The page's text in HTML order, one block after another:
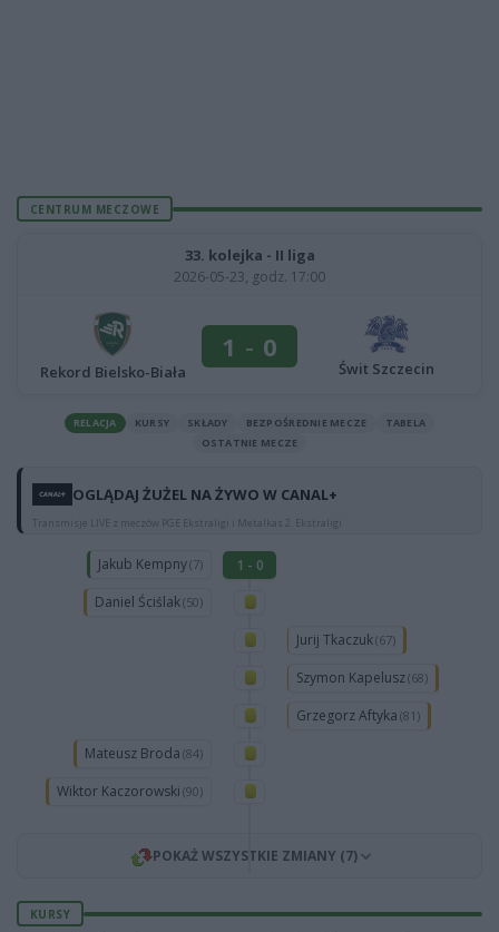
CENTRUM MECZOWE
33. kolejka - II liga
2026-05-23, godz. 17:00
Rekord Bielsko-Biała
1 - 0
Świt Szczecin
RELACJA KURSY SKŁADY BEZPOŚREDNIE MECZE
TABELA
OSTATNIE MECZE
OGLĄDAJ ŻUŻEL NA ŻYWO W CANAL+
Transmisje LIVE z meczów PGE Ekstraligi i Metalkas 2. Ekstraligi
Jakub Kempny(7)
1 - 0
Daniel Ściślak(50)
Jurij Tkaczuk(67)
Szymon Kapelusz(68)
Grzegorz Aftyka (81)
Mateusz Broda (84)
Wiktor Kaczorowski (90)
POKAŻ WSZYSTKIE ZMIANY (7)
KURSY